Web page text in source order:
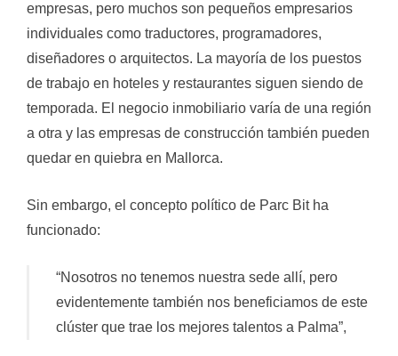
empresas, pero muchos son pequeños empresarios
individuales como traductores, programadores,
diseñadores o arquitectos. La mayoría de los puestos
de trabajo en hoteles y restaurantes siguen siendo de
temporada. El negocio inmobiliario varía de una región
a otra y las empresas de construcción también pueden
quedar en quiebra en Mallorca.
Sin embargo, el concepto político de Parc Bit ha
funcionado:
“Nosotros no tenemos nuestra sede allí, pero
evidentemente también nos beneficiamos de este
clúster que trae los mejores talentos a Palma”,